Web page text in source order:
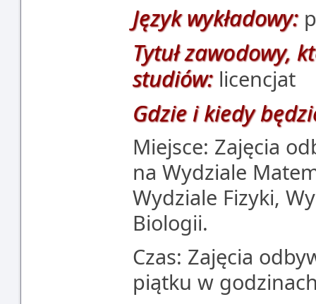
Język wykładowy:
Tytuł zawodowy,
studiów:licencjat
Gdzie i kiedy
Miejsce: Zajęcia
na Wydziale
Wydziale Fizyki,
Biologii.
Czas: Zajęcia
piątku w